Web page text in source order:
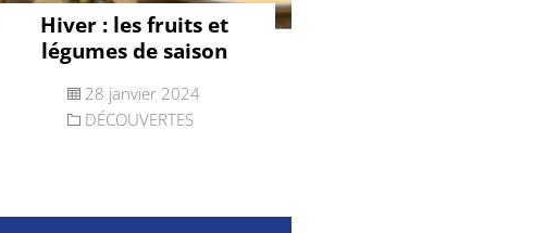
Hiver : les fruits et
légumes de saison
28 janvier 2024
DÉCOUVERTES